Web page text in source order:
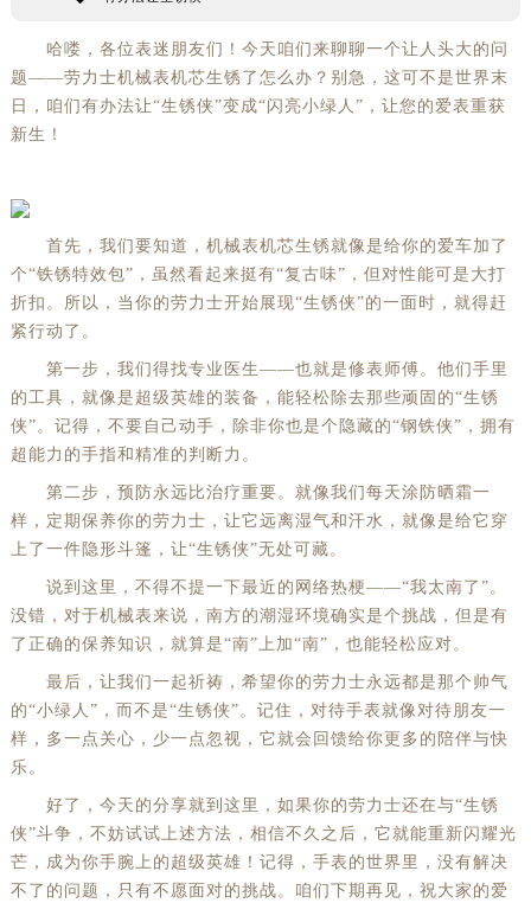
哈喽，各位表迷朋友们！今天咱们来聊聊一个让人头大的问
题——劳力士机械表机芯生锈了怎么办？别急，这可不是世界末
日，咱们有办法让“生锈侠”变成“闪亮小绿人”，让您的爱表重获
新生！
首先，我们要知道，机械表机芯生锈就像是给你的爱车加了
个“铁锈特效包”，虽然看起来挺有“复古味”，但对性能可是大打
折扣。所以，当你的劳力士开始展现“生锈侠”的一面时，就得赶
紧行动了。
第一步，我们得找专业医生——也就是修表师傅。他们手里
的工具，就像是超级英雄的装备，能轻松除去那些顽固的“生锈
侠”。记得，不要自己动手，除非你也是个隐藏的“钢铁侠”，拥有
超能力的手指和精准的判断力。
第二步，预防永远比治疗重要。就像我们每天涂防晒霜一
样，定期保养你的劳力士，让它远离湿气和汗水，就像是给它穿
上了一件隐形斗篷，让“生锈侠”无处可藏。
说到这里，不得不提一下最近的网络热梗——“我太南了”。
没错，对于机械表来说，南方的潮湿环境确实是个挑战，但是有
了正确的保养知识，就算是“南”上加“南”，也能轻松应对。
最后，让我们一起祈祷，希望你的劳力士永远都是那个帅气
的“小绿人”，而不是“生锈侠”。记住，对待手表就像对待朋友一
样，多一点关心，少一点忽视，它就会回馈给你更多的陪伴与快
乐。
好了，今天的分享就到这里，如果你的劳力士还在与“生锈
侠”斗争，不妨试试上述方法，相信不久之后，它就能重新闪耀光
芒，成为你手腕上的超级英雄！记得，手表的世界里，没有解决
不了的问题，只有不愿面对的挑战。咱们下期再见，祝大家的爱